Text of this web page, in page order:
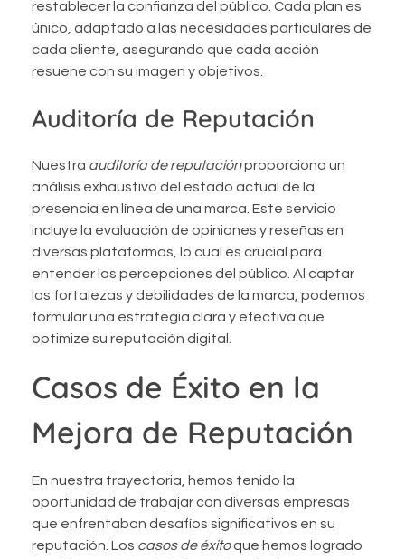
restablecer la confianza del público. Cada plan es
único, adaptado a las necesidades particulares de
cada cliente, asegurando que cada acción
resuene con su imagen y objetivos.
Auditoría de Reputación
Nuestra auditoría de reputaciónproporciona un
análisis exhaustivo del estado actual de la
presencia en línea de una marca. Este servicio
incluye la evaluación de opiniones y reseñas en
diversas plataformas, lo cual es crucial para
entender las percepciones del público. Al captar
las fortalezas y debilidades de la marca, podemos
formular una estrategia clara y efectiva que
optimize su reputación digital.
Casos de Éxito en la
Mejora de Reputación
En nuestra trayectoria, hemos tenido la
oportunidad de trabajar con diversas empresas
que enfrentaban desafíos significativos en su
reputación. Los casos de éxitoque hemos logrado